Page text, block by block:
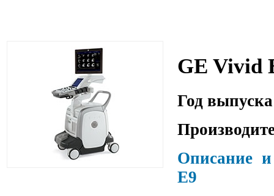
GE Vivid
Год
Описание и
E9